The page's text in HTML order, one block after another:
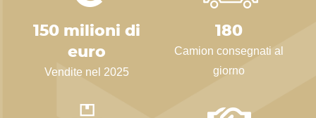
150 milioni di
euro
Vendite nel 2025
180
Camion consegnati al
giorno